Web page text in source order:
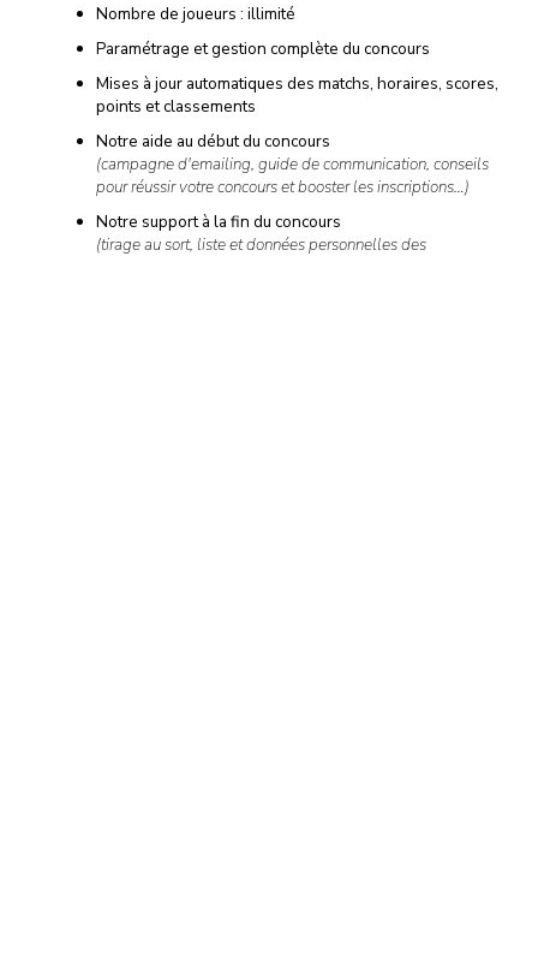
Nombre de joueurs : illimité
Paramétrage et gestion complète du concours
Mises à jour automatiques des matchs, horaires, scores,
points et classements
Notre aide au début du concours
(campagne d'emailing, guide de communication, conseils
pour réussir votre concours et booster les inscriptions…)
Notre support à la fin du concours
(tirage au sort, liste et données personnelles des